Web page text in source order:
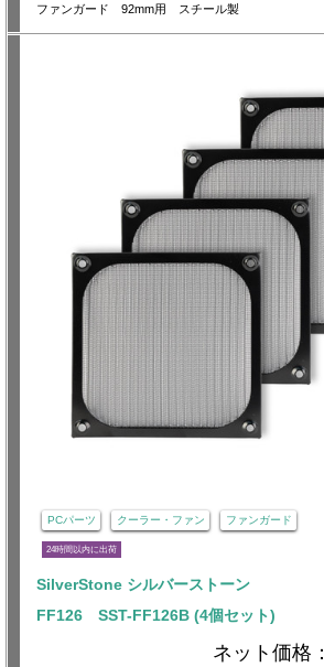
ファンガード 92mm用 スチール製
PCパーツ クーラー・ファン ファンガード
24時間以内に出荷
SilverStone シルバーストーン
FF126 SST-FF126B (4個セット)
ネット価格：